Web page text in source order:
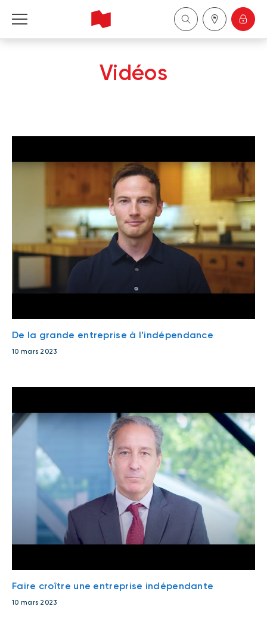
Vidéos
De la grande entreprise à l’indépendance
10 mars 2023
Faire croître une entreprise indépendante
10 mars 2023